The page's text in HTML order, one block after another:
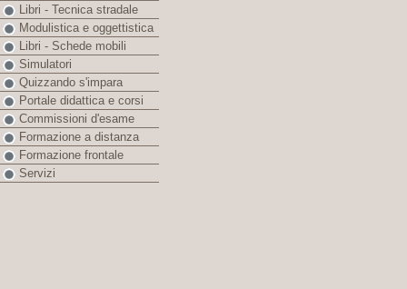
Libri - Tecnica stradale
Modulistica e oggettistica
Libri - Schede mobili
Simulatori
Quizzando s'impara
Portale didattica e corsi
Commissioni d'esame
Formazione a distanza
Formazione frontale
Servizi